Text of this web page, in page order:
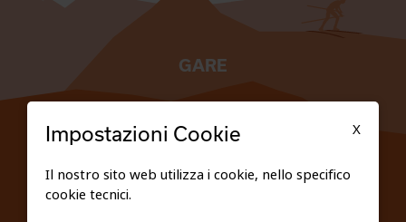
GARE
X
Impostazioni Cookie
Il nostro sito web utilizza i cookie, nello specifico
cookie tecnici.